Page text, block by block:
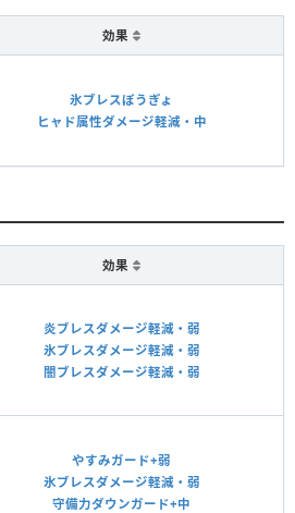
効果
氷ブレスぼうぎょ
ヒャド属性ダメージ軽減・中
効果
炎ブレスダメージ軽減・弱
氷ブレスダメージ軽減・弱
闇ブレスダメージ軽減・弱
やすみガード+弱
氷ブレスダメージ軽減・弱
守備力ダウンガード+中